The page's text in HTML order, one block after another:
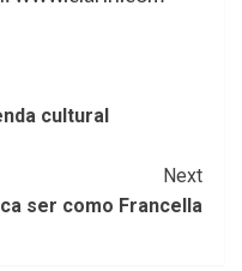
cultural
Next
ser como Francella